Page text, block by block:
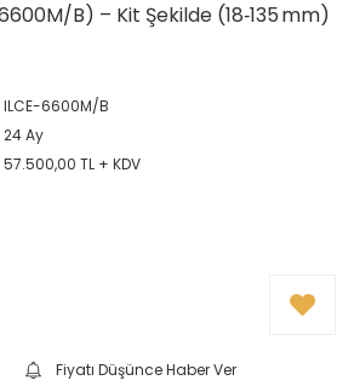
B) – Kit Şekilde (18‑135 mm)
ILCE-6600M/B
24 Ay
57.500,00 TL + KDV
Fiyatı Düşünce Haber Ver